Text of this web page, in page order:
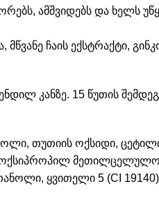
ამშვიდებს და ხელს
ჩაის ექსტრაქტი,
კანზე. 15 წუთის
თუთიის ოქსიდი,
ყვითელი 5 (CI